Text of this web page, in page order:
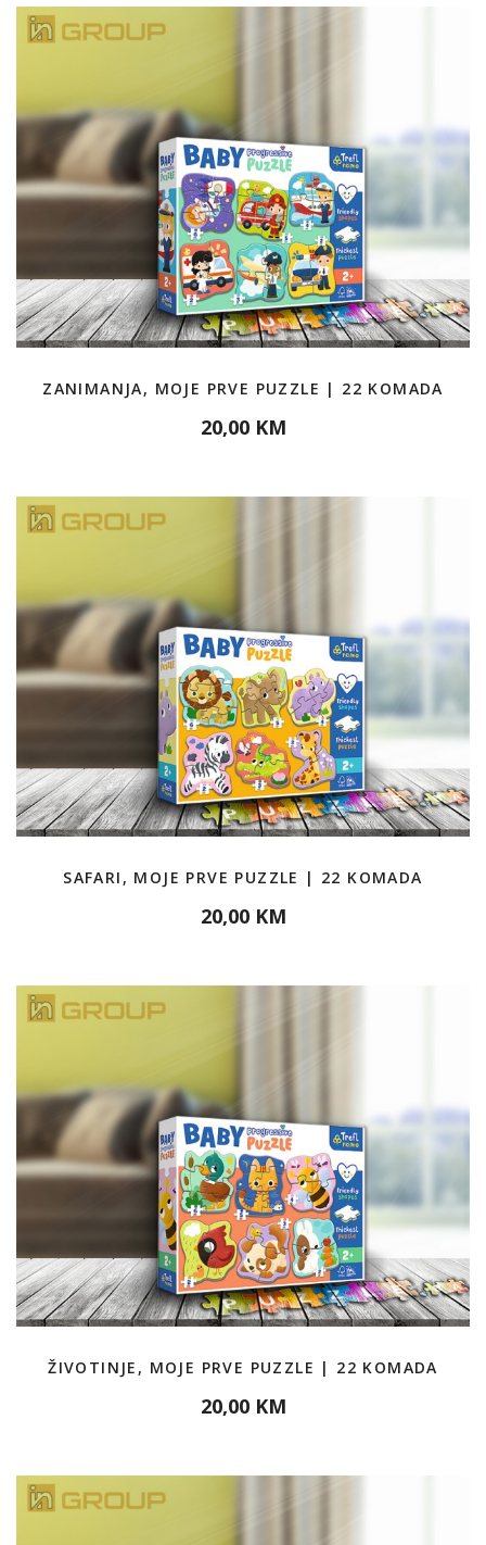
ZANIMANJA, MOJE PRVE PUZZLE | 22 KOMADA
20,00 KM
SAFARI, MOJE PRVE PUZZLE | 22 KOMADA
20,00 KM
ŽIVOTINJE, MOJE PRVE PUZZLE | 22 KOMADA
20,00 KM